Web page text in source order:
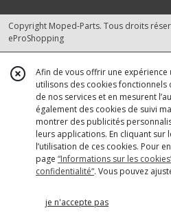
Copyright Moped-Parts. Tous droits
eProShopping
Afin de vous offrir une
utilisons des cookies
de nos services et en mesurent
également des cookies de suivi
montrer des publicités
leurs applications. En cliquant sur
l’utilisation de ces cookies. Pour
page “Informations sur les
confidentialité“. Vous pouvez
je n'accepte pas